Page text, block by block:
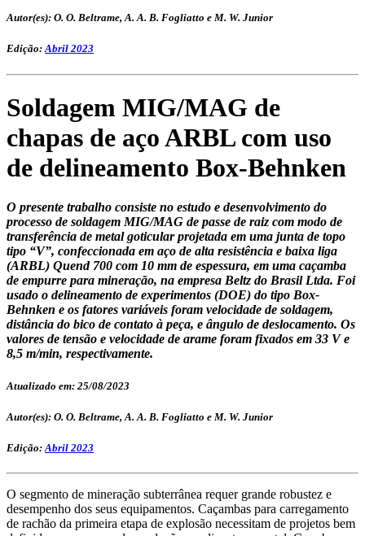
Autor(es): O. O. Beltrame, A. A. B. Fogliatto e M. W. Junior
Edição:Abril 2023
Soldagem MIG/MAG de
chapas de aço ARBL com uso
de delineamento Box-Behnken
O presente trabalho consiste no estudo e desenvolvimento do
processo de soldagem MIG/MAG de passe de raiz com modo de
transferência de metal goticular projetada em uma junta de topo
tipo “V”, confeccionada em aço de alta resistência e baixa liga
(ARBL) Quend 700 com 10 mm de espessura, em uma caçamba
de empurre para mineração, na empresa Beltz do Brasil Ltda. Foi
usado o delineamento de experimentos (DOE) do tipo Box-
Behnken e os fatores variáveis foram velocidade de soldagem,
distância do bico de contato à peça, e ângulo de deslocamento. Os
valores de tensão e velocidade de arame foram fixados em 33 V e
8,5 m/min, respectivamente.
Atualizado em: 25/08/2023
Autor(es): O. O. Beltrame, A. A. B. Fogliatto e M. W. Junior
Edição: Abril 2023
O segmento de mineração subterrânea requer grande robustez e
desempenho dos seus equipamentos. Caçambas para carregamento
de rachão da primeira etapa de explosão necessitam de projetos bem